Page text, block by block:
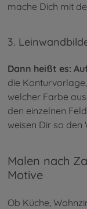
mache Dich mit
3.
Dann heißt es:
die
welcher Farbe
den einzelnen
weisen Dir so den
Malen nach
Motive
Ob Küche,